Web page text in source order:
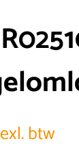
exl. btw